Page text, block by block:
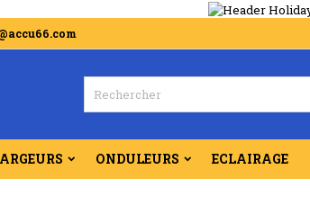
ONDULEURS ECLAIRAGE